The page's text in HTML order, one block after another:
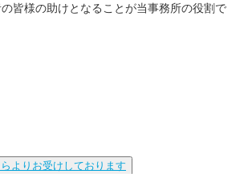
皆様の助けとなることが当事務所の役割で
よりお受けしております